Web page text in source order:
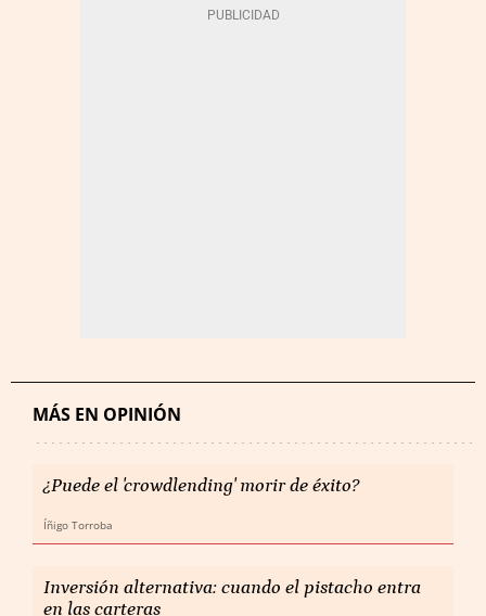
MÁS EN OPINIÓN
¿Puede el 'crowdlending' morir de éxito?
Íñigo Torroba
Inversión alternativa: cuando el pistacho entra
en las carteras